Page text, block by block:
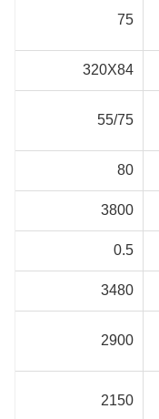
75
320X84
55/75
80
3800
0.5
3480
2900
2150